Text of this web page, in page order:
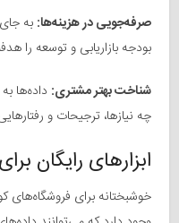
صرفه‌جویی در هزینه‌ها: به
بودجه بازاریابی و توسعه را
شناخت بهتر مشتری: داده‌ها
چه نیازها، ترجیحات و
ابزارهای رایگان
خوشبختانه برای فروشگاه‌های